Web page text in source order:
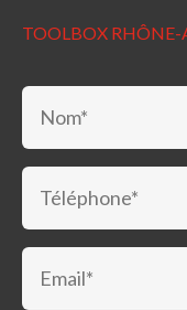
TOOLBOX RHÔNE-